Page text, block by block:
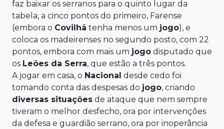
faz baixar os serranos para o quinto lugar da
tabela, a cinco pontos do primeiro, Farense
(embora o Covilhã tenha menos um jogo), e
coloca os madeirenses no segundo posto, com 22
pontos, embora com mais um jogo disputado que
os Leões da Serra, que estão a três pontos.
A jogar em casa, o Nacional desde cedo foi
tomando conta das despesas do jogo, criando
diversas situações de ataque que nem sempre
tiveram o melhor desfecho, ora por intervenções
da defesa e guardião serrano, ora por inoperância